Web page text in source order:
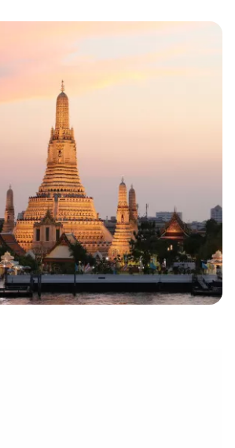
Continuați cu Facebook
Continuați cu e-mailul